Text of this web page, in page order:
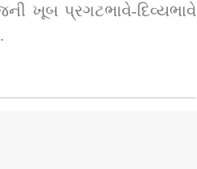
ખૂબ પ્રગટભાવે-દિવ્યભાવે